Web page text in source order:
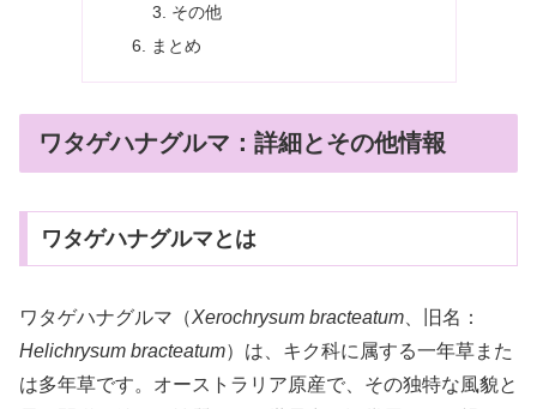
その他
まとめ
ワタゲハナグルマ：詳細とその他情報
ワタゲハナグルマとは
ワタゲハナグルマ（Xerochrysum bracteatum 、旧名：
Helichrysum bracteatum）は、キク科に属する一年草また
は多年草です。オーストラリア原産で、その独特な風貌と